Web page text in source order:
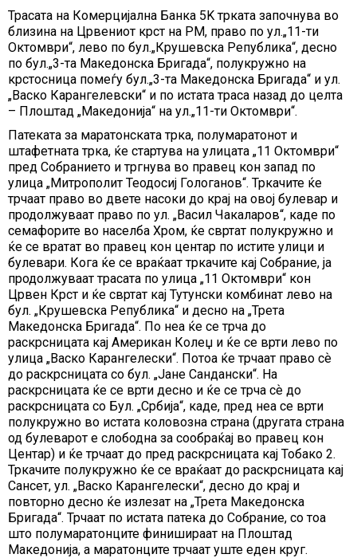
Трасата на Комерцијална Банка 5K трката започнува во
близина на Црвениот крст на РМ, право по ул.„11-ти
Октомври“, лево по бул.„Крушевска Република“, десно
по бул.„3-та Македонска Бригада“, полукружно на
крстосница помеѓу бул.„3-та Македонска Бригада“ и ул.
„Васко Карангелевски“ и по истата траса назад до целта
– Плоштад „Македонија“ на ул.„11-ти Октомври“.
Патеката за маратонската трка, полумаратонот и
штафетната трка, ќе стартува на улицата „11 Октомври“
пред Собранието и тргнува во правец кон запад по
улица „Митрополит Теодосиј Гологанов“. Тркачите ќе
трчаат право во двете насоки до крај на овој булевар и
продолжуваат право по ул. „Васил Чакаларов“, каде по
семафорите во населба Хром, ќе свртат полукружно и
ќе се вратат во правец кон центар по истите улици и
булевари. Кога ќе се враќаат тркачите кај Собрание, ја
продолжуваат трасата по улица „11 Октомври“ кон
Црвен Крст и ќе свртат кај Тутунски комбинат лево на
бул. „Крушевска Република“ и десно на „Трета
Македонска Бригада“. По неа ќе се трча до
раскрсницата кај Американ Колеџ и ќе се врти лево по
улица „Васко Карангелески“. Потоа ќе трчаат право сѐ
до раскрсницата со бул. „Јане Сандански“. На
раскрсницата ќе се врти десно и ќе се трча сѐ до
раскрсницата со Бул. „Србија“, каде, пред неа се врти
полукружно во истата коловозна страна (другата страна
од булеварот е слободна за сообраќај во правец кон
Центар) и ќе трчаат до пред раскрсницата кај Тобако 2.
Тркачите полукружно ќе се враќаат до раскрсницата кај
Сансет, ул. „Васко Карангелески“, десно до крај и
повторно десно ќе излезат на „Трета Македонска
Бригада“. Трчаат по истата патека до Собрание, со тоа
што полумаратонците финишираат на Плоштад
Македонија, а маратонците трчаат уште еден круг.